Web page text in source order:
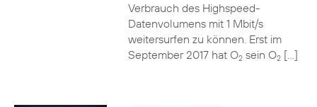
Verbrauch des Highspeed-
Datenvolumens mit 1 Mbit/s
weitersurfen zu können. Erst im
September 2017 hat O2sein O2[…]